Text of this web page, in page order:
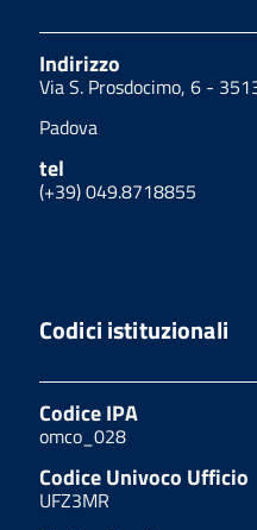
Indirizzo
Via S. Prosdocimo, 6 -
Padova
tel
(+39) 049.8718855
Codici istituzionali
Codice IPA
omco_028
Codice Univoco Ufficio
UFZ3MR